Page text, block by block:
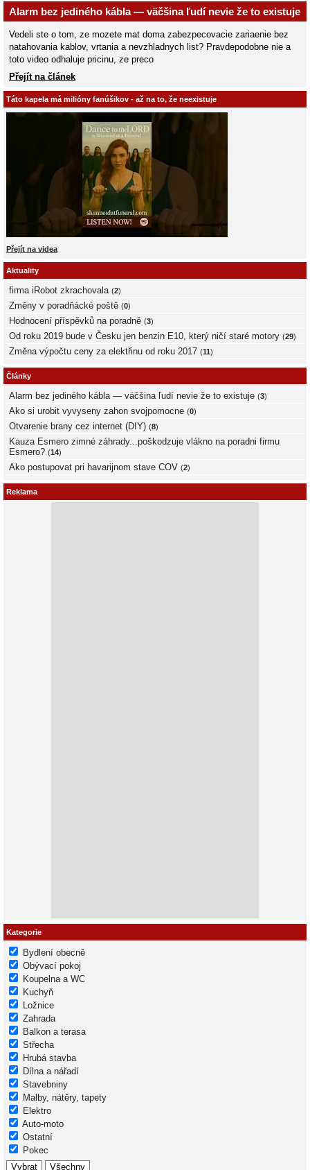
Alarm bez jediného kábla — väčšina ľudí nevie že to existuje
Vedeli ste o tom, ze mozete mat doma zabezpecovacie zariaenie bez
natahovania kablov, vrtania a nevzhladnych list? Pravdepodobne nie a
toto video odhaluje pricinu, ze preco
Přejít na článek
Táto kapela má milióny fanúšikov - až na to, že neexistuje
Přejít na videa
Aktuality
firma iRobot zkrachovala (2)
Změny v poradňácké poště (0)
Hodnocení příspěvků na poradně (3)
Od roku 2019 bude v Česku jen benzin E10, který ničí staré motory (29)
Změna výpočtu ceny za elektřinu od roku 2017 (11)
Články
Alarm bez jediného kábla — väčšina ľudí nevie že to existuje (3)
Ako si urobit vyvyseny zahon svojpomocne (0)
Otvarenie brany cez internet (DIY) (8)
Kauza Esmero zimné záhrady...poškodzuje vlákno na poradni firmu
Esmero? (14)
Ako postupovat pri havarijnom stave COV (2)
Reklama
Kategorie
Bydlení obecně
Obývací pokoj
Koupelna a WC
Kuchyň
Ložnice
Zahrada
Balkon a terasa
Střecha
Hrubá stavba
Dílna a nářadí
Stavebniny
Malby, nátěry, tapety
Elektro
Auto-moto
Ostatní
Pokec